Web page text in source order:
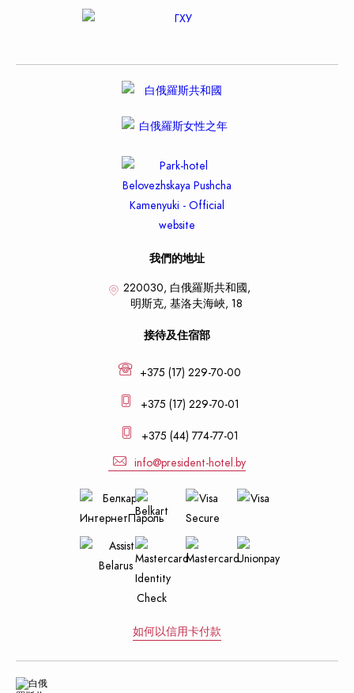
我們的地址
220030, 白俄羅斯共和國,
明斯克, 基洛夫海峽, 18
接待及住宿部
+375 (17) 229-70-00
+375 (17) 229-70-01
+375 (44) 774-77-01
info@president-hotel.by
如何以信用卡付款